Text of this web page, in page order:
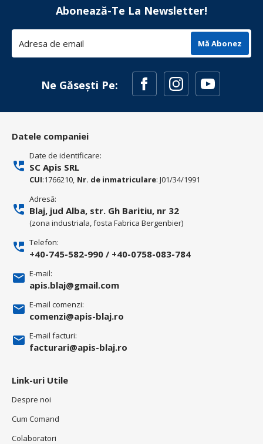
Abonează-Te La Newsletter!
Mă Abonez
Ne Găsești Pe:
Datele companiei
Date de identificare:
SC Apis SRL
CUI:1766210, Nr. de inmatriculare: J01/34/1991
Adresă:
Blaj, jud Alba, str. Gh Baritiu, nr 32
(zona industriala, fosta Fabrica Bergenbier)
Telefon:
+40-745-582-990 / +40-0758-083-784
E-mail:
apis.blaj@gmail.com
E-mail comenzi:
comenzi@apis-blaj.ro
E-mail facturi:
facturari@apis-blaj.ro
Link-uri Utile
Despre noi
Cum Comand
Colaboratori